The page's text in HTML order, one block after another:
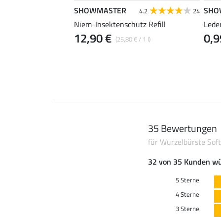
SHOWMASTER 4.2 24
Niem-Insektenschutz Refill
(25,80 € / 1 l)
12,90 €
35 Bewertungen
für Wurzelbürste Soft
32 von 35 Kunden
5 Sterne
4 Sterne
3 Sterne